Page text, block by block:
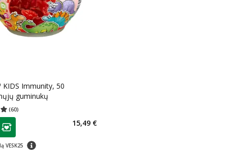
Immunity, 50
guminukų
(60) 4.98
klubo narių nuolaida
VESK25 patarimas
15,49 €